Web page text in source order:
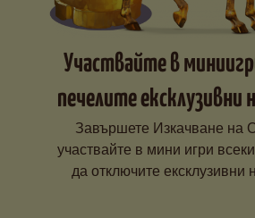
Участвайте в
печелите ексклузивни
Завършете Изкачване на
участвайте в мини игри
да отключите ексклузивни